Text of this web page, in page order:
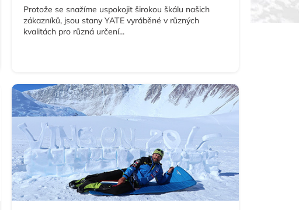
Protože se snažíme uspokojit širokou škálu našich
zákazníků, jsou stany YATE vyráběné v různých
kvalitách pro různá určení...